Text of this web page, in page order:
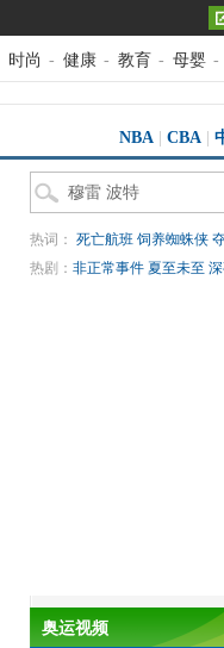
时尚 - 健康 - 教育 - 母婴 -
NBA CBA
热词： 死亡航班 饲养蜘蛛侠
热剧： 非正常事件 夏至未至
奥运视频